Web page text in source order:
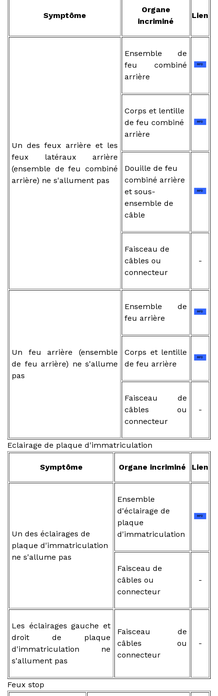
Symptôme
Organe
incriminé
Lien
Un des feux arrière et les
feux latéraux arrière
(ensemble de feu combiné
arrière) ne s'allument pas
Ensemble de
feu combiné
arrière
Corps et lentille
de feu combiné
arrière
Douille de feu
combiné arrière
et sous-
ensemble de
câble
Faisceau de
câbles ou
connecteur
-
Un feu arrière (ensemble
de feu arrière) ne s'allume
pas
Ensemble de
feu arrière
Corps et lentille
de feu arrière
Faisceau de
câbles ou
connecteur
-
Eclairage de plaque d'immatriculation
Symptôme Organe incriminé Lien
Un des éclairages de
plaque d'immatriculation
ne s'allume pas
Ensemble
d'éclairage de
plaque
d'immatriculation
Faisceau de
câbles ou
connecteur
-
Les éclairages gauche et
droit de plaque
d'immatriculation ne
s'allument pas
Faisceau de
câbles ou
connecteur
-
Feux stop